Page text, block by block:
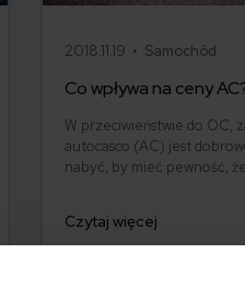
2018.11.19 • Samochód
Co wpływa na ceny
W przeciwieństwie do OC,
autocasco (AC) jest
nabyć, by mieć pewność,
zależy i co wpływa na cenę
Czytaj więcej